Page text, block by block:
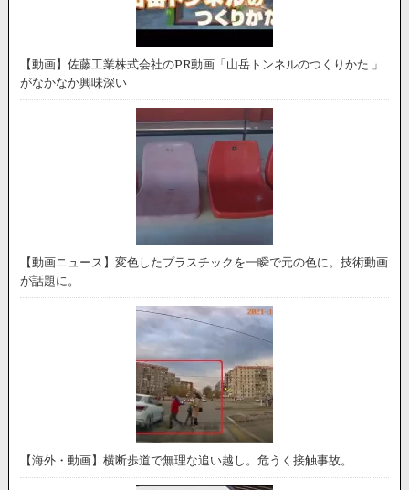
【動画】佐藤工業株式会社のPR動画「山岳トンネルのつくりかた 」
がなかなか興味深い
【動画ニュース】変色したプラスチックを一瞬で元の色に。技術動画
が話題に。
【海外・動画】横断歩道で無理な追い越し。危うく接触事故。